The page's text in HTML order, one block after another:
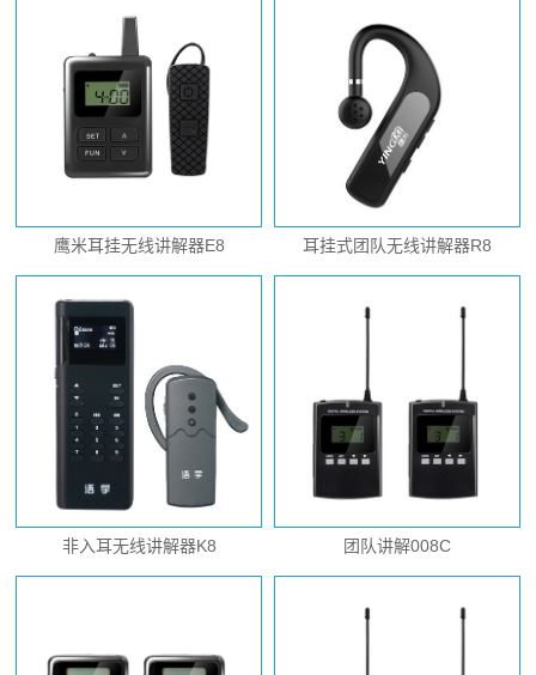
鹰米耳挂无线讲解器E8 耳挂式团队无线讲解器R8
非入耳无线讲解器K8 团队讲解008C